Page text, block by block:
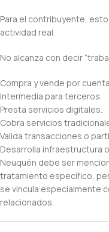
Para el contribuyente,
actividad real.
No alcanza con decir
Compra y vende por
Intermedia para terceros.
Presta servicios digitales.
Cobra servicios
Valida transacciones o
Desarrolla infraestructura
Neuquén debe ser
tratamiento específico,
se vincula especialmente
relacionados.